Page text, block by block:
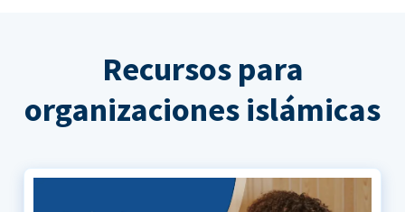
Recursos para
organizaciones islámicas